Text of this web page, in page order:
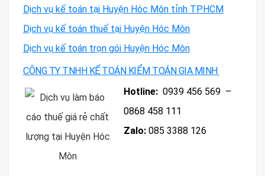
Dịch vụ kế toán tại Huyện Hóc Môn tỉnh TPHCM
Dịch vụ kế toán thuế tại Huyện Hóc Môn
Dịch vụ kế toán trọn gói Huyện Hóc Môn
CÔNG TY TNHH KẾ TOÁN KIỂM TOÁN GIA MINH
Hotline: 0939 456 569 –
0868 458 111
Zalo: 085 3388 126